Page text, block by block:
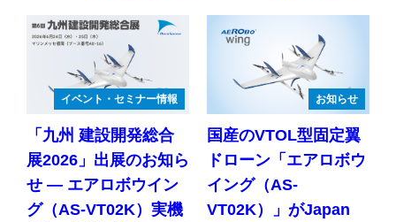
イベント・セミナー情報
「九州 建設開発総合
展2026」出展のお知ら
せ — エアロボウイン
グ（AS-VT02K）実機
お知らせ
国産のVTOL型固定翼
ドローン「エアロボウ
イング（AS-
VT02K）」がJapan